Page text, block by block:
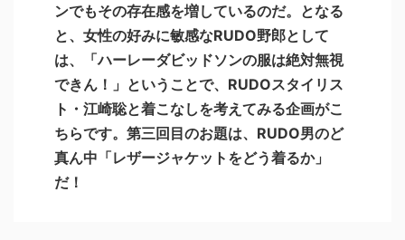
ンでもその存在感を増しているのだ。となる
と、女性の好みに敏感なRUDO野郎として
は、「ハーレーダビッドソンの服は絶対無視
できん！」ということで、RUDOスタイリス
ト・江崎聡と着こなしを考えてみる企画がこ
ちらです。第三回目のお題は、RUDO男のど
真ん中「レザージャケットをどう着るか」
だ！